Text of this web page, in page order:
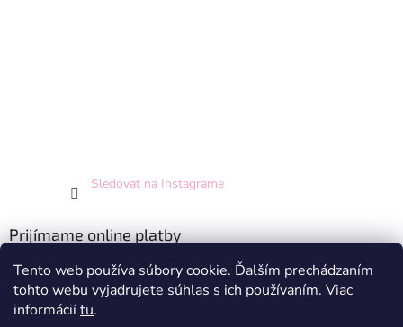
Tento web používa súbory cookie. Ďalším prechádzaním
tohto webu vyjadrujete súhlas s ich používaním. Viac
informáciítu.
Sledovať na Instagrame
Prijímame online platby